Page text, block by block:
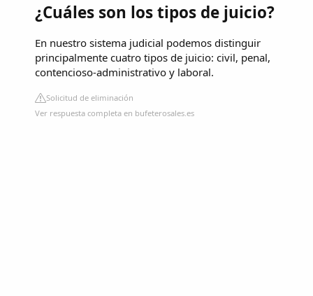
¿Cuáles son los tipos de juicio?
En nuestro sistema judicial podemos distinguir
principalmente cuatro tipos de juicio: civil, penal,
contencioso-administrativo y laboral.
Solicitud de eliminación
Ver respuesta completa en bufeterosales.es